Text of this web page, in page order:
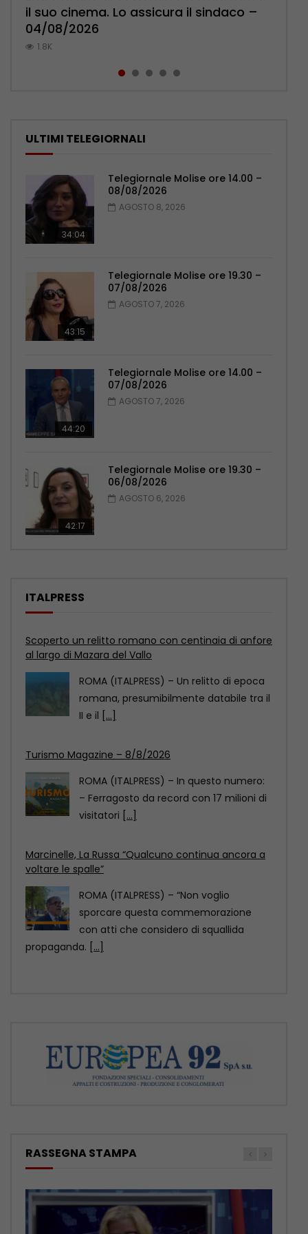
il suo cinema. Lo assicura il sindaco –
04/08/2026
1.8K
cittadini: ‘Abbiamo paura per i ragazzi’
– 07/08/2026
1.2K
l’ambulatorio per curare l’osteoporosi
– 06/08/2026
1.1K
Pensionati: più relazioni e servizi di
prossimità – 04/08/2026
1.1K
Polizia: impegno nel rafforzare organici
– 05/08/2026
1K
ULTIMI TELEGIORNALI
34:04
Telegiornale Molise ore 14.00 –
08/08/2026
AGOSTO 8, 2026
43:15
Telegiornale Molise ore 19.30 –
07/08/2026
AGOSTO 7, 2026
44:20
Telegiornale Molise ore 14.00 –
07/08/2026
AGOSTO 7, 2026
42:17
Telegiornale Molise ore 19.30 –
06/08/2026
AGOSTO 6, 2026
ITALPRESS
Turismo Magazine – 8/8/2026
– Ferragosto da record con 17 milioni di
visitatori [...]
voltare le spalle”
ROMA (ITALPRESS) – “Non voglio
sporcare questa commemorazione
con atti che considero di squallida
Scoperto un relitto romano con centinaia di anfore
al largo di Mazara del Vallo
ROMA (ITALPRESS) – Un relitto di epoca
romana, presumibilmente databile tra il
II e il
RASSEGNA STAMPA